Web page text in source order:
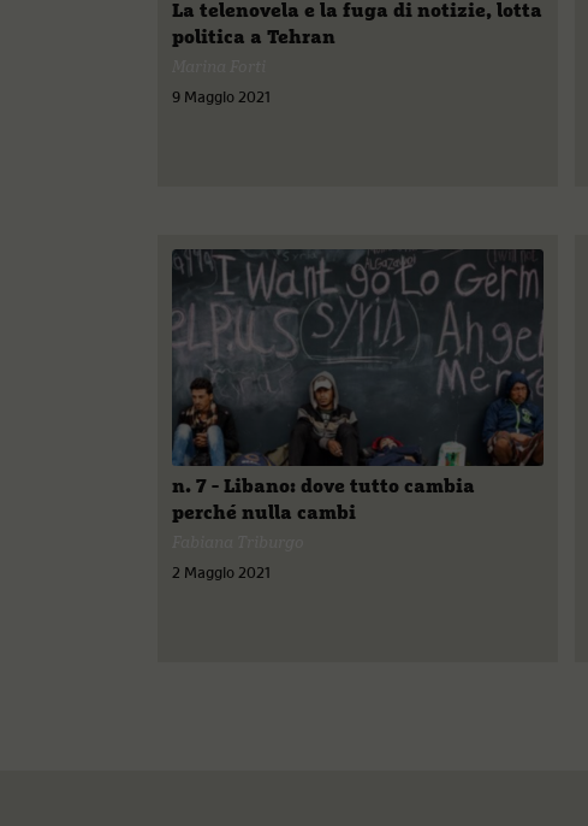
La telenovela e la fuga di notizie, lotta
politica a Tehran
9 Maggio 2021
n. 7 - Libano: dove tutto cambia
perché nulla cambi
2 Maggio 2021